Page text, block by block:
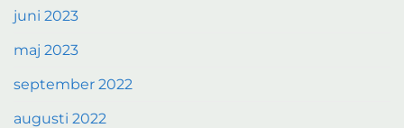
juni 2023
maj 2023
september 2022
augusti 2022